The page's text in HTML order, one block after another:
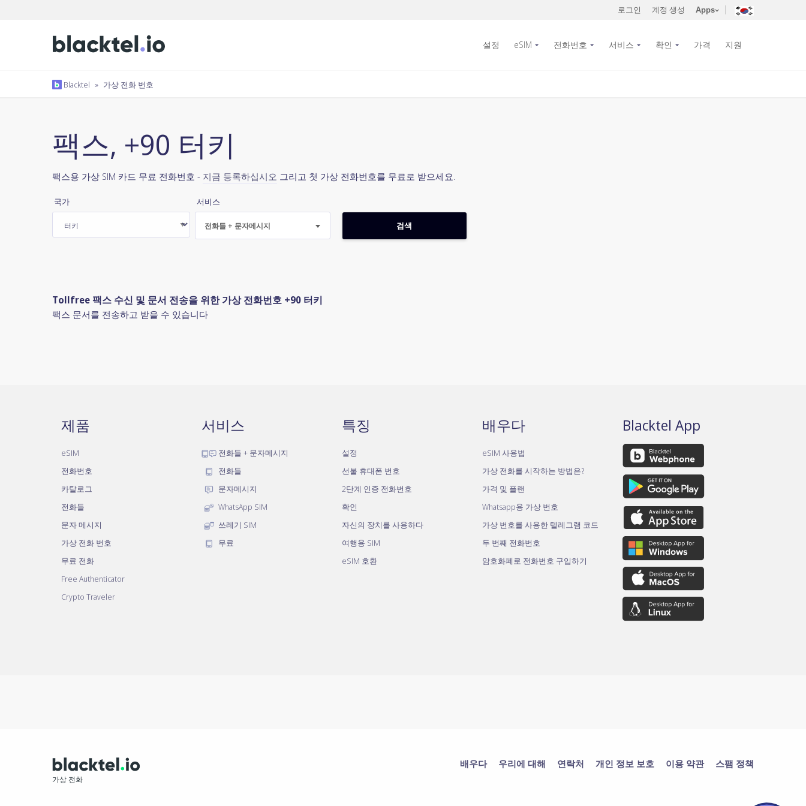
로그인 계정 생성 Apps
설정 eSIM 전화번호 서비스 확인 가격 지원
Blacktel » 가상 전화 번호
팩스, +90 터키
팩스용 가상 SIM 카드 무료 전화번호 - 지금 등록하십시오 그리고 첫 가상 전화번호를 무료로 받으세요.
국가 서비스
전화들 + 문자메시지
Tollfree 팩스 수신 및 문서 전송을 위한 가상 전화번호 +90 터키
팩스 문서를 전송하고 받을 수 있습니다
제품
eSIM
전화번호
카탈로그
전화들
문자 메시지
가상 전화 번호
무료 전화
Free Authenticator
Crypto Traveler
서비스
전화들 + 문자메시지
전화들
문자메시지
WhatsApp SIM
쓰레기 SIM
무료
특징
설정
선불 휴대폰 번호
2단계 인증 전화번호
확인
자신의 장치를 사용하다
여행용 SIM
eSIM 호환
배우다
eSIM 사용법
가상 전화를 시작하는 방법은?
가격 및 플랜
Whatsapp용 가상 번호
가상 번호를 사용한 텔레그램 코드
두 번째 전화번호
암호화폐로 전화번호 구입하기
Blacktel App
가상 전화
배우다 우리에 대해 연락처 개인 정보 보호 이용 약관 스팸 정책